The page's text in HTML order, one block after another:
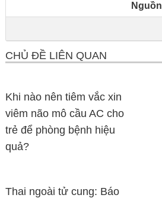
Nguồn
CHỦ ĐỀ LIÊN QUAN
Khi nào nên tiêm vắc xin
viêm não mô cầu AC cho
trẻ để phòng bệnh hiệu
quả?
Thai ngoài tử cung: Báo